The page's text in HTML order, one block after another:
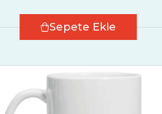
Sepete Ekle